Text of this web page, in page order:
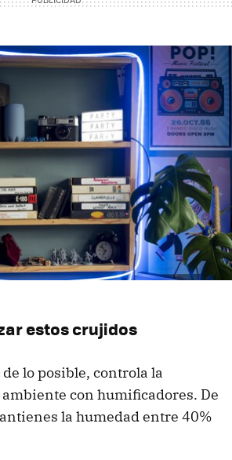
estos crujidos
lo posible, controla la
con humificadores. De
la humedad entre 40%